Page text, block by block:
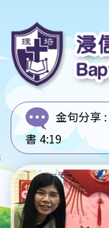
金句分享 :
書 4:19